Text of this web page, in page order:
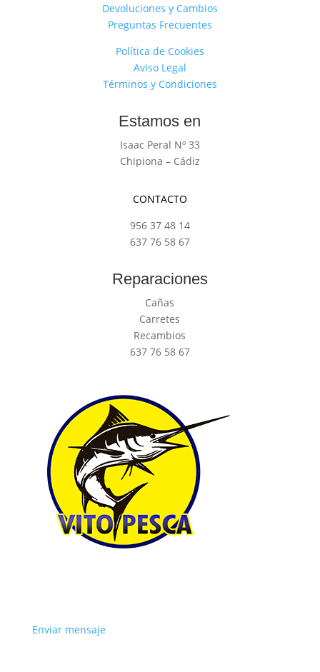
Devoluciones y Cambios
Preguntas Frecuentes
Política de Cookies
Aviso Legal
Términos y Condiciones
Estamos en
Isaac Peral Nº 33
Chipiona – Cádiz
CONTACTO
956 37 48 14
637 76 58 67
Reparaciones
Cañas
Carretes
Recambios
637 76 58 67
Enviar mensaje